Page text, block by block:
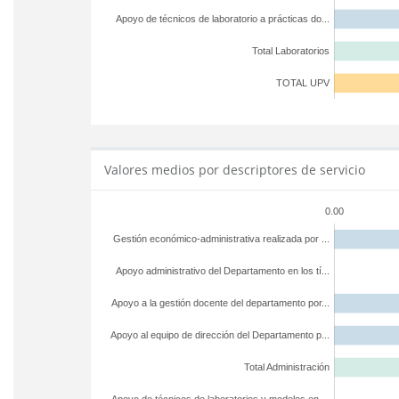
TOTAL UPV
Total Laboratorios
Apoyo de técnicos de laboratorio a prácticas do...
Valores medios por descriptores de servicio
0.00
Total Administración
Apoyo al equipo de dirección del Departamento p...
Apoyo a la gestión docente del departamento por...
Apoyo administrativo del Departamento en los tí...
Gestión económico-administrativa realizada por ...